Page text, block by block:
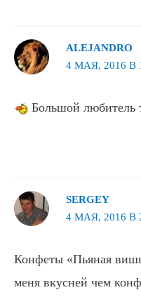
ALEJANDRO
4 МАЯ, 2016 В
Большой любитель
SERGEY
4 МАЯ, 2016 В
Конфеты «Пьяная
меня вкусней чем